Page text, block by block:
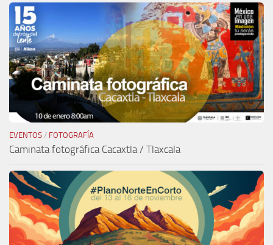
EVENTOS / FOTOGRAFÍA
Caminata fotográfica Cacaxtla / Tlaxcala